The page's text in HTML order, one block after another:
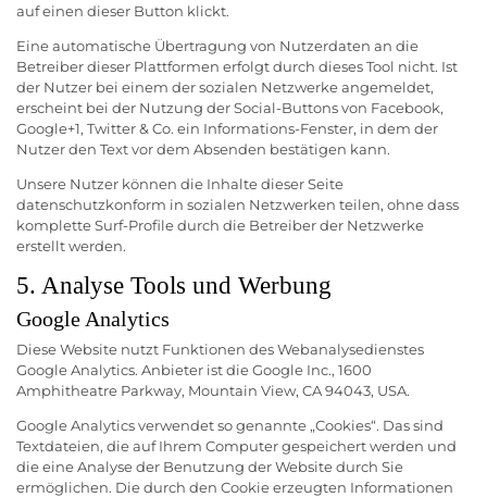
auf einen dieser Button klickt.
Eine automatische Übertragung von Nutzerdaten an die
Betreiber dieser Plattformen erfolgt durch dieses Tool nicht. Ist
der Nutzer bei einem der sozialen Netzwerke angemeldet,
erscheint bei der Nutzung der Social-Buttons von Facebook,
Google+1, Twitter & Co. ein Informations-Fenster, in dem der
Nutzer den Text vor dem Absenden bestätigen kann.
Unsere Nutzer können die Inhalte dieser Seite
datenschutzkonform in sozialen Netzwerken teilen, ohne dass
komplette Surf-Profile durch die Betreiber der Netzwerke
erstellt werden.
5. Analyse Tools und Werbung
Google Analytics
Diese Website nutzt Funktionen des Webanalysedienstes
Google Analytics. Anbieter ist die Google Inc., 1600
Amphitheatre Parkway, Mountain View, CA 94043, USA.
Google Analytics verwendet so genannte „Cookies“. Das sind
Textdateien, die auf Ihrem Computer gespeichert werden und
die eine Analyse der Benutzung der Website durch Sie
ermöglichen. Die durch den Cookie erzeugten Informationen